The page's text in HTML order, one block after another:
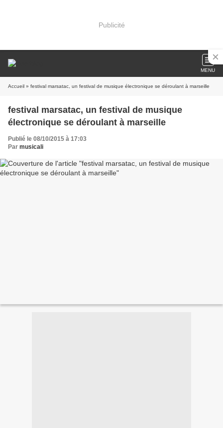
Publicité
MENU
Accueil » festival marsatac, un festival de musique électronique se déroulant à marseille
festival marsatac, un festival de musique
électronique se déroulant à marseille
Publié le 08/10/2015 à 17:03
Par musicali